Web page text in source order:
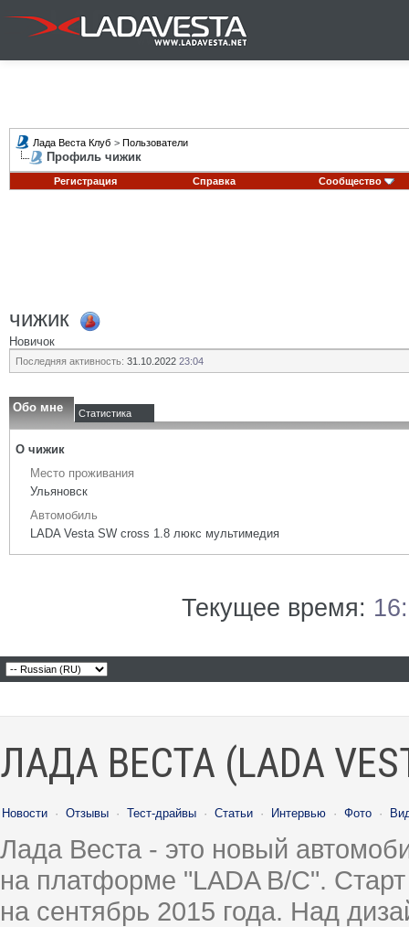
Лада Веста Клуб > Пользователи
Профиль чижик
Регистрация Справка Сообщество
чижик
Новичок
Последняя активность: 31.10.2022 23:04
Обо мне Статистика
О чижик
Место проживания
Ульяновск
Автомобиль
LADA Vesta SW cross 1.8 люкс мультимедия
Текущее время:
ЛАДА ВЕСТА (LADA
Новости · Отзывы · Тест-драйвы · Статьи · Интервью · Фото ·
Лада Веста - это новый
на платформе "LADA B/C".
на сентябрь 2015 года. Над